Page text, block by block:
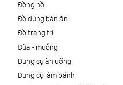
đồng hồ
đồ dùng bàn ăn
đồ trang trí
đũa - muỗng
dụng cụ ăn uống
dụng cụ làm bánh